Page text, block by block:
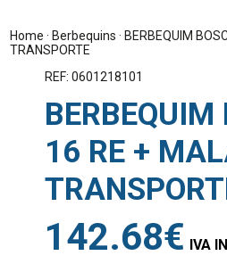
Home · Berbequins · BERBEQUIM
TRANSPORTE
REF: 0601218101
BERBEQUIM
16 RE +
142.68€IVA